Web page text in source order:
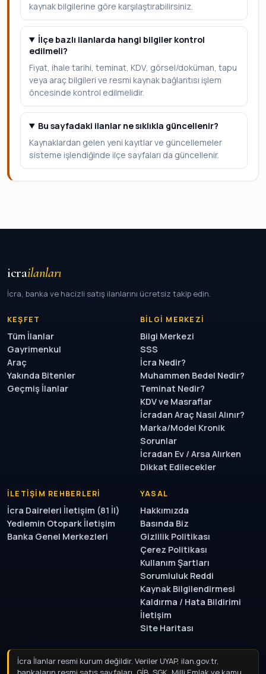
kaynak bilgilerine göre karşılaştırabilirsiniz.
İlçe bazlı ilanlarda hangi bilgiler kontrol
edilmeli?
Fiyat, ihale tarihi, teminat, KDV, görsel/doküman, tapu
veya araç bilgileri ve resmi kaynak bağlantısı işlem
öncesinde kontrol edilmelidir.
Bu sayfadaki ilanlar ne sıklıkla güncellenir?
Kaynaklardan gelen yeni kayıtlar ve güncellemeler
sisteme işlendiğinde ilçe sayfaları da güncellenir.
icrailanları
İcra, banka ve hacizli satış ilanlarını ücretsiz takip edin.
KEŞFET
Tüm İlanlar
Gayrimenkul
Araç
Yakında Bitenler
Geçmiş İlanlar
BILGI MERKEZI
Bilgi Merkezi
SSS
İcra Nedir?
Muhammen Bedel Nedir?
Teminat Nedir?
KDV ve Masraflar
İcradan Araç Nasıl Alınır?
Marka/Model Kronik
Sorunlar
İcradan Ev / Arsa Alırken
Dikkat Edilecekler
İLETIŞIM REHBERLERI
İcra Daireleri İletişim (81 İl)
Yediemin Otopark İletişim
Banka Genel Merkezleri
YASAL
Hakkımızda
Basında Biz
Gizlilik Politikası
Çerez Politikası
Kullanım Şartları
Sorumluluk Reddi
Kaynak Bilgilendirmesi
Kaldırma / Hata Bildirimi
İletişim
Site Haritası
İcra İlanlar resmi kurum değildir. Veriler UYAP, ilan.gov.tr,